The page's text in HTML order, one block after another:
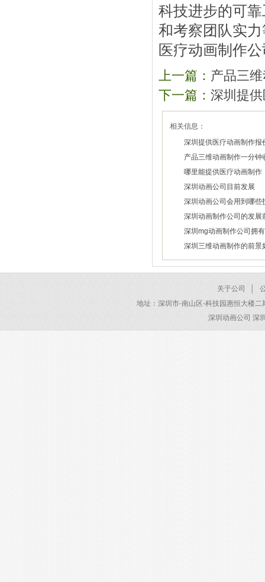
科技进步的可
和考察团队实
医疗动画制作
上一篇： 产品三
下一篇： 深圳提
相关信息：
深圳提供医疗动画制作报
2026/03/20
产品三维动画制作一分钟
2026/03/18
哪里能提供医疗动画制作
2026/03/10
深圳动画公司目前发展
2026/03/06
深圳动画公司会用到哪些
2026/03/04
深圳动画制作公司的发展
2026/02/02
深圳mg动画制作公司拥
高素质设计师
2024/01/31
深圳三维动画制作的前景
2024/01/31
关于公司
地址：深圳市-南山区-科技园惠恒大楼
深圳动画公司 深